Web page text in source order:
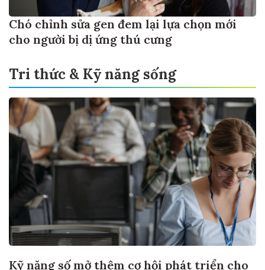
Chó chỉnh sửa gen đem lại lựa chọn mới
cho người bị dị ứng thú cưng
Tri thức & Kỹ năng sống
Kỹ năng số mở thêm cơ hội phát triển cho